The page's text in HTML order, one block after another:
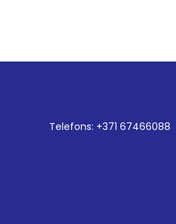
Telefons: +371 67466088